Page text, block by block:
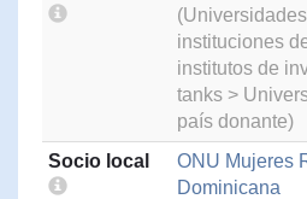
instituciones
institutos de
tanks >
país donante)
Socio local
ONU Mujeres
Dominicana